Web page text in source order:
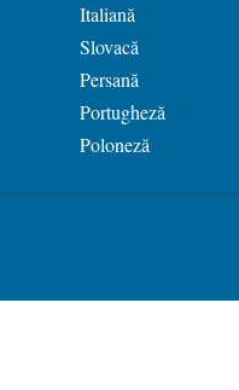
Italiană
Slovacă
Persană
Portugheză
Poloneză